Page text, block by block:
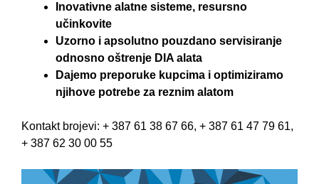
Inovativne alatne sisteme, resursno
učinkovite
Uzorno i apsolutno pouzdano servisiranje
odnosno oštrenje DIA alata
Dajemo preporuke kupcima i optimiziramo
njihove potrebe za reznim alatom
Kontakt brojevi: + 387 61 38 67 66, + 387 61 47 79 61,
+ 387 62 30 00 55